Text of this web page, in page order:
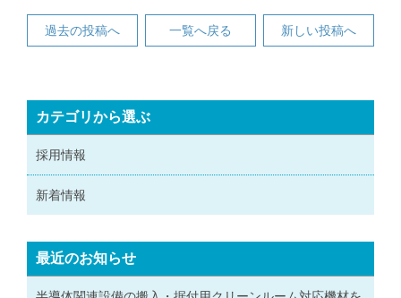
過去の投稿へ 一覧へ戻る 新しい投稿へ
カテゴリから選ぶ
採用情報
新着情報
最近のお知らせ